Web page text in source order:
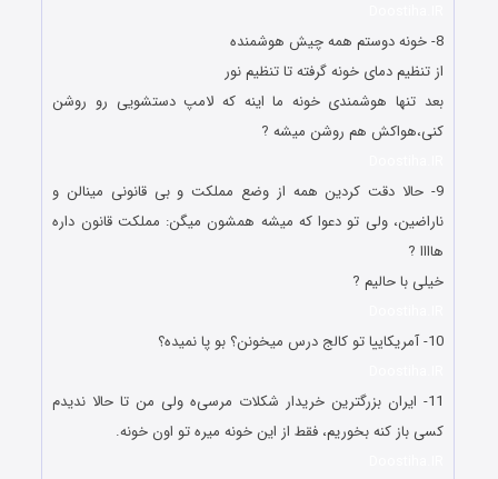
8- خونه دوستم همه چیش هوشمنده
از تنظیم دمای خونه گرفته تا تنظیم نور
بعد تنها هوشمندی خونه ما اینه که لامپ دستشویی رو روشن
کنی،هواکش هم روشن میشه ?
9- حالا دقت کردین همه از وضع مملکت و بی قانونی مینالن و
ناراضین، ولی تو دعوا که میشه همشون میگن: مملکت قانون داره
هاااا ?
خیلی با حالیم ?
10- آمریکاییا تو کالج درس میخونن؟ بو پا نمیده؟
11- ایران بزرگترین خریدار شکلات مرسی‌ه ولی من تا حالا ندیدم
کسی باز کنه بخوریم، فقط از این خونه میره تو اون خونه.